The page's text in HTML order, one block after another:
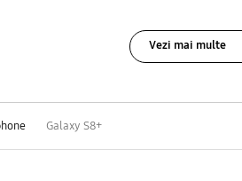
Vezi mai multe
Galaxy S8+